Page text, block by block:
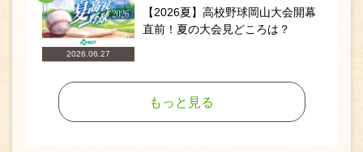
2026.06.27
【2026夏】高校野球岡山大会開幕
直前！夏の大会見どころは？
もっと見る